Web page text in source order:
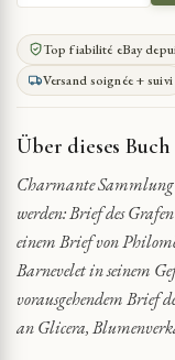
DES
18.
JAHRHUNDERTS,
DORAT
ZUGESCHRIEBEN
Top fiabilité eBay
Versand soignée + suivi
Über dieses Buch
Charmante Sammlung
werden: Brief des
einem Brief von
Barnevelet in seinem
vorausgehendem Brief
an Glicera,